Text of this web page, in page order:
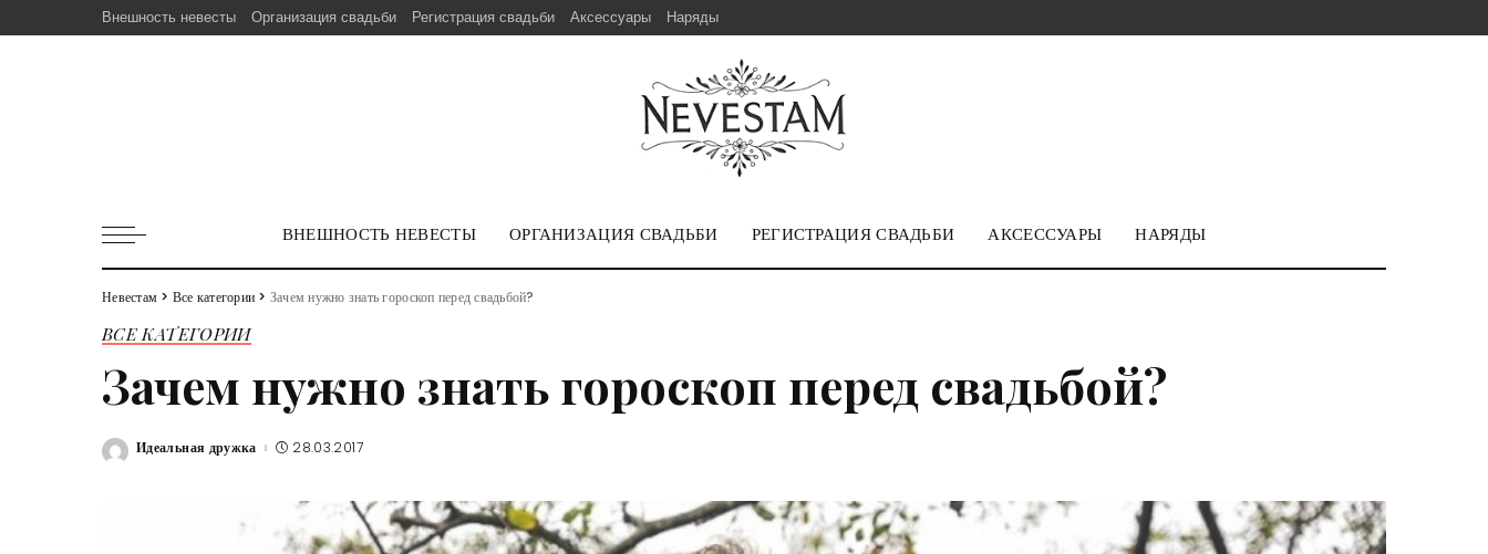
Внешность невесты Организация свадьби Регистрация свадьби Аксессуары Наряды
ВНЕШНОСТЬ НЕВЕСТЫ ОРГАНИЗАЦИЯ СВАДЬБИ РЕГИСТРАЦИЯ СВАДЬБИ АКСЕССУАРЫ НАРЯДЫ
Невестам > Все категории > Зачем нужно знать гороскоп перед свадьбой?
ВСЕ КАТЕГОРИИ
Зачем нужно знать гороскоп перед свадьбой?
Posted
Идеальная дружка 28.03.2017